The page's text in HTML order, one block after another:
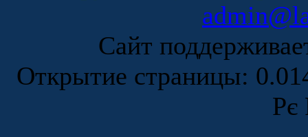
Сайт
Открытие страницы:
Рє